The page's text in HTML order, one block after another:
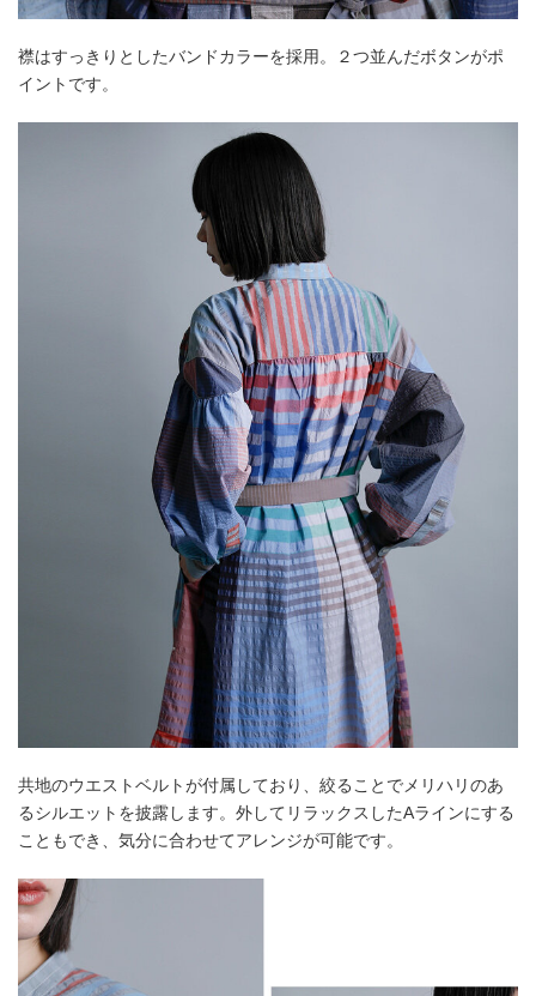
襟はすっきりとしたバンドカラーを採用。２つ並んだボタンがポ
イントです。
共地のウエストベルトが付属しており、絞ることでメリハリのあ
るシルエットを披露します。外してリラックスしたAラインにする
こともでき、気分に合わせてアレンジが可能です。